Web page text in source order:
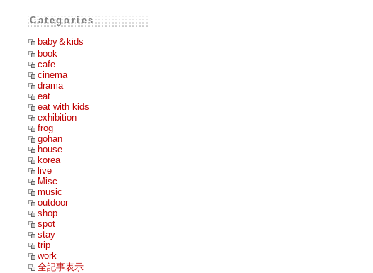
Categories
baby＆kids
book
cafe
cinema
drama
eat
eat with kids
exhibition
frog
gohan
house
korea
live
Misc
music
outdoor
shop
spot
stay
trip
work
全記事表示